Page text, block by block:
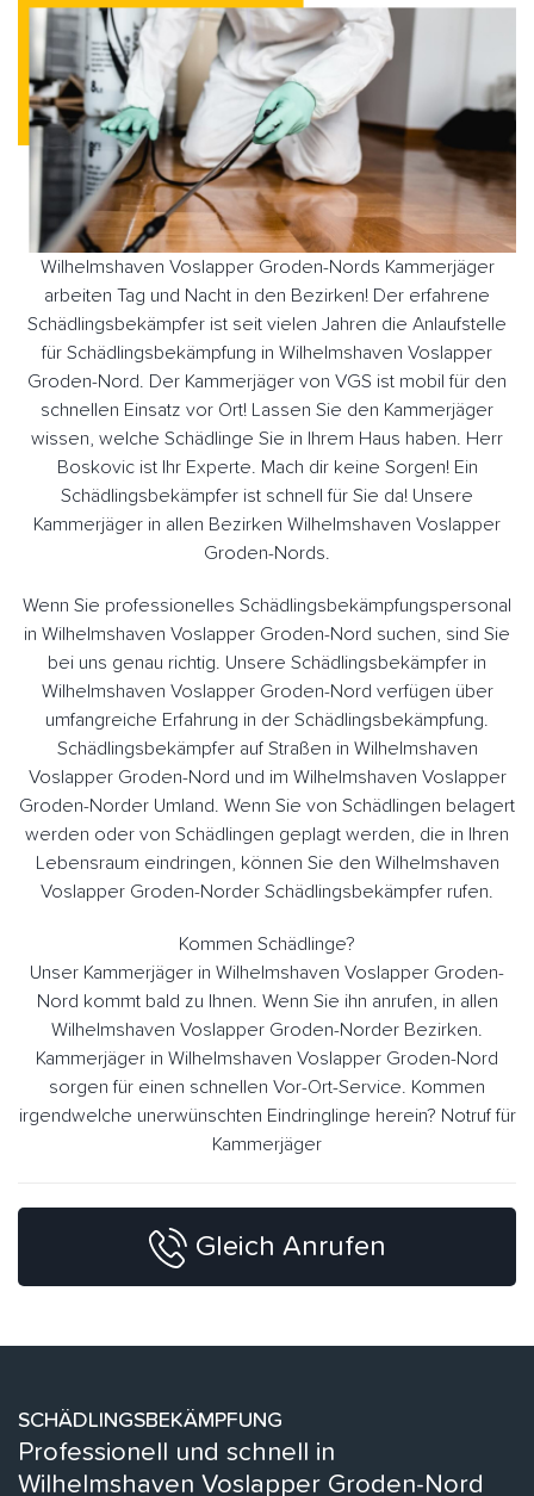
Wilhelmshaven Voslapper Groden-Nords Kammerjäger
arbeiten Tag und Nacht in den Bezirken! Der erfahrene
Schädlingsbekämpfer ist seit vielen Jahren die Anlaufstelle
für Schädlingsbekämpfung in Wilhelmshaven Voslapper
Groden-Nord. Der Kammerjäger von VGS ist mobil für den
schnellen Einsatz vor Ort! Lassen Sie den Kammerjäger
wissen, welche Schädlinge Sie in Ihrem Haus haben. Herr
Boskovic ist Ihr Experte. Mach dir keine Sorgen! Ein
Schädlingsbekämpfer ist schnell für Sie da! Unsere
Kammerjäger in allen Bezirken Wilhelmshaven Voslapper
Groden-Nords.
Wenn Sie professionelles Schädlingsbekämpfungspersonal
in Wilhelmshaven Voslapper Groden-Nord suchen, sind Sie
bei uns genau richtig. Unsere Schädlingsbekämpfer in
Wilhelmshaven Voslapper Groden-Nord verfügen über
umfangreiche Erfahrung in der Schädlingsbekämpfung.
Schädlingsbekämpfer auf Straßen in Wilhelmshaven
Voslapper Groden-Nord und im Wilhelmshaven Voslapper
Groden-Norder Umland. Wenn Sie von Schädlingen belagert
werden oder von Schädlingen geplagt werden, die in Ihren
Lebensraum eindringen, können Sie den Wilhelmshaven
Voslapper Groden-Norder Schädlingsbekämpfer rufen.
Kommen Schädlinge?
Unser Kammerjäger in Wilhelmshaven Voslapper Groden-
Nord kommt bald zu Ihnen. Wenn Sie ihn anrufen, in allen
Wilhelmshaven Voslapper Groden-Norder Bezirken.
Kammerjäger in Wilhelmshaven Voslapper Groden-Nord
sorgen für einen schnellen Vor-Ort-Service. Kommen
irgendwelche unerwünschten Eindringlinge herein? Notruf für
Kammerjäger
Gleich Anrufen
SCHÄDLINGSBEKÄMPFUNG
Professionell und schnell in
Wilhelmshaven Voslapper Groden-Nord